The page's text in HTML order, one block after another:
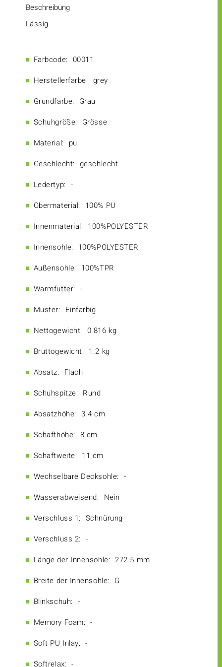
Beschreibung
Lässig
Farbcode: 00011
Herstellerfarbe: grey
Grundfarbe: Grau
Schuhgröße: Grösse
Material: pu
Geschlecht: geschlecht
Ledertyp: -
Obermaterial: 100% PU
Innenmaterial: 100%POLYESTER
Innensohle: 100%POLYESTER
Außensohle: 100%TPR
Warmfutter: -
Muster: Einfarbig
Nettogewicht: 0.816 kg
Bruttogewicht: 1.2 kg
Absatz: Flach
Schuhspitze: Rund
Absatzhöhe: 3.4 cm
Schafthöhe: 8 cm
Schaftweite: 11 cm
Wechselbare Decksohle: -
Wasserabweisend: Nein
Verschluss 1: Schnürung
Verschluss 2: -
Länge der Innensohle: 272.5 mm
Breite der Innensohle: G
Blinkschuh: -
Memory Foam: -
Soft PU Inlay: -
Softrelax: -